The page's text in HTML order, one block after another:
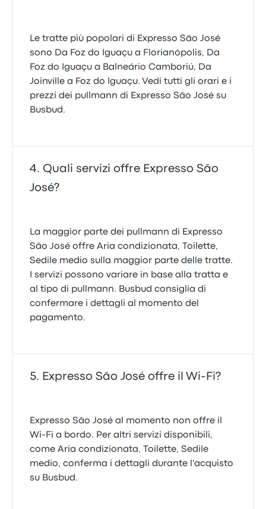
Le tratte più popolari di Expresso São José
sono Da Foz do Iguaçu a Florianópolis, Da
Foz do Iguaçu a Balneário Camboriú, Da
Joinville a Foz do Iguaçu. Vedi tutti gli orari e i
prezzi dei pullmann di Expresso São José su
Busbud.
Quali servizi offre Expresso São
José?
La maggior parte dei pullmann di Expresso
São José offre Aria condizionata, Toilette,
Sedile medio sulla maggior parte delle tratte.
I servizi possono variare in base alla tratta e
al tipo di pullmann. Busbud consiglia di
confermare i dettagli al momento del
pagamento.
Expresso São José offre il Wi-Fi?
Expresso São José al momento non offre il
Wi-Fi a bordo. Per altri servizi disponibili,
come Aria condizionata, Toilette, Sedile
medio, conferma i dettagli durante l'acquisto
su Busbud.